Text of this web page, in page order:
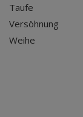
Taufe
Versöhnung
Weihe